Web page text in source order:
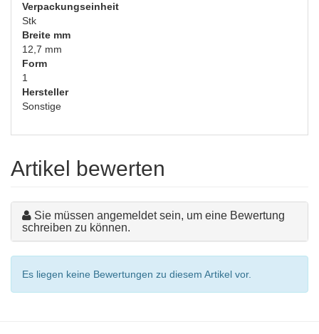
Verpackungseinheit
Stk
Breite mm
12,7 mm
Form
1
Hersteller
Sonstige
Artikel bewerten
Sie müssen angemeldet sein, um eine Bewertung
schreiben zu können.
Es liegen keine Bewertungen zu diesem Artikel vor.